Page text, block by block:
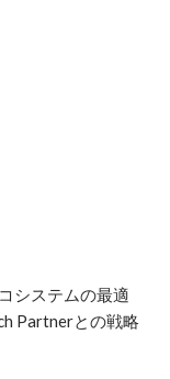
システムの最適
Partnerとの戦略